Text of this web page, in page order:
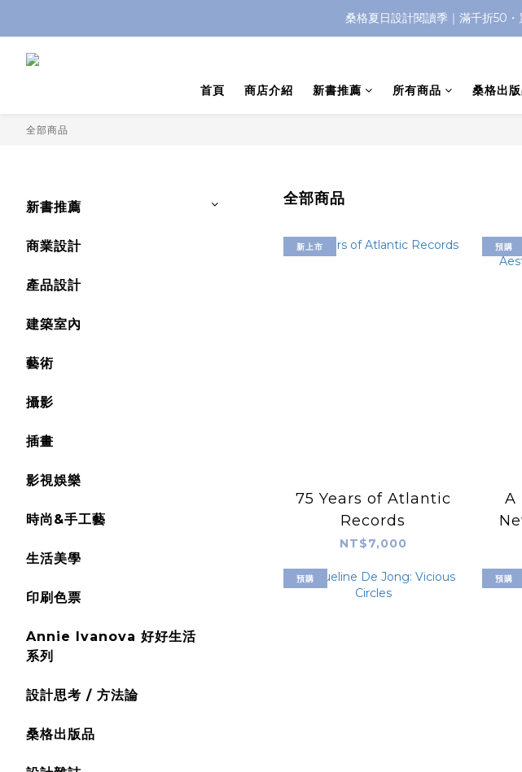
桑格夏日設計閱讀季｜滿千折50
首頁 商店介紹 新書推薦 所有商品 桑格出
全部商品
新書推薦
商業設計
產品設計
建築室內
藝術
攝影
插畫
影視娛樂
時尚&手工藝
生活美學
印刷色票
Annie Ivanova 好好生活
系列
設計思考 / 方法論
桑格出版品
全部商品
新上市
75 Years of Atlantic
Records
NT$7,000
預購
A
預購 預購